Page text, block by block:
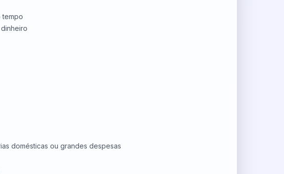
tempo
domésticas ou grandes despesas